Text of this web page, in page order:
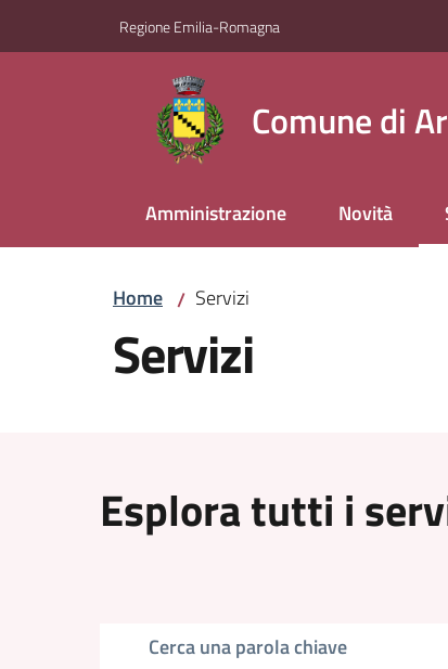
Regione Emilia-Romagna
Comune di
Amministrazione Novità
Home / Servizi
Servizi
Esplora tutti i
Cerca una parola chiave